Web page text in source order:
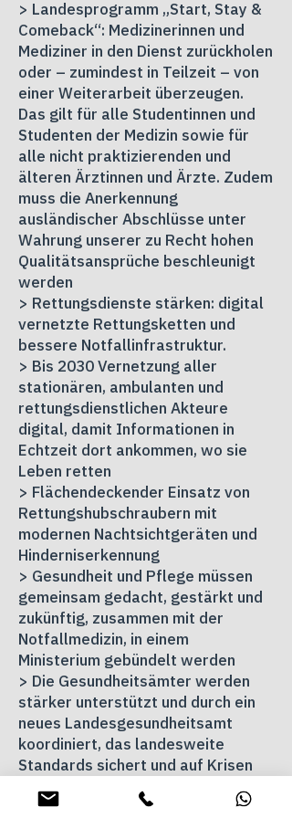
> Landesprogramm „Start, Stay &
Comeback“: Medizinerinnen und
Mediziner in den Dienst zurückholen
oder – zumindest in Teilzeit – von
einer Weiterarbeit überzeugen.
Das gilt für alle Studentinnen und
Studenten der Medizin sowie für
alle nicht praktizierenden und
älteren Ärztinnen und Ärzte. Zudem
muss die Anerkennung
ausländischer Abschlüsse unter
Wahrung unserer zu Recht hohen
Qualitätsansprüche beschleunigt
werden
> Rettungsdienste stärken: digital
vernetzte Rettungsketten und
bessere Notfallinfrastruktur.
> Bis 2030 Vernetzung aller
stationären, ambulanten und
rettungsdienstlichen Akteure
digital, damit Informationen in
Echtzeit dort ankommen, wo sie
Leben retten
> Flächendeckender Einsatz von
Rettungshubschraubern mit
modernen Nachtsichtgeräten und
Hinderniserkennung
> Gesundheit und Pflege müssen
gemeinsam gedacht, gestärkt und
zukünftig, zusammen mit der
Notfallmedizin, in einem
Ministerium gebündelt werden
> Die Gesundheitsämter werden
stärker unterstützt und durch ein
neues Landesgesundheitsamt
koordiniert, das landesweite
Standards sichert und auf Krisen
vorbereitet ist
> Die Förderung von